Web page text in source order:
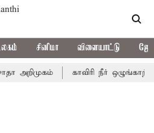
சினிமா விளையாட்டு
காவிரி நீர் ஒழுங்காற்று குழு